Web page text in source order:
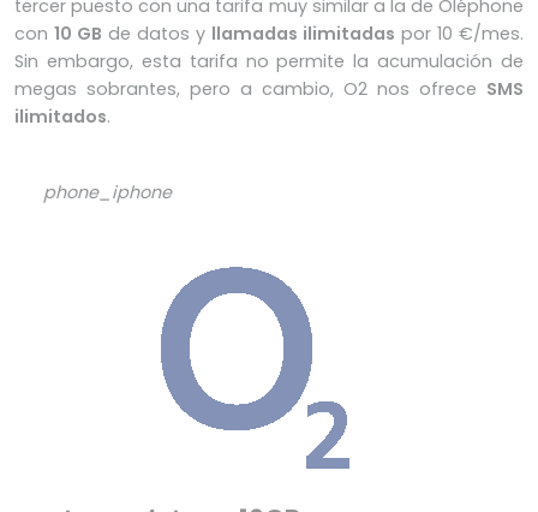
tercer puesto con una tarifa muy similar a la de Oléphone
con 10 GB de datos y llamadas ilimitadas por 10 €/mes.
Sin embargo, esta tarifa no permite la acumulación de
megas sobrantes, pero a cambio, O2 nos ofrece SMS
ilimitados.
phone_iphone